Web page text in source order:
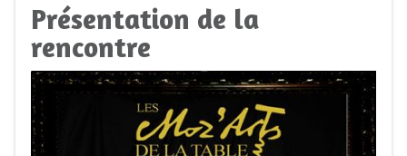
Présentation de la
rencontre